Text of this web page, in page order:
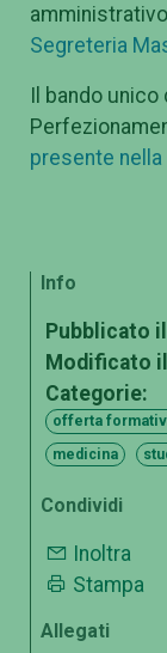
Segreteria
Il bando unico
presente
Info
Pubblicato
Modificato
Categorie:
offerta
medicina
Condividi
Inoltra
Stampa
Allegati